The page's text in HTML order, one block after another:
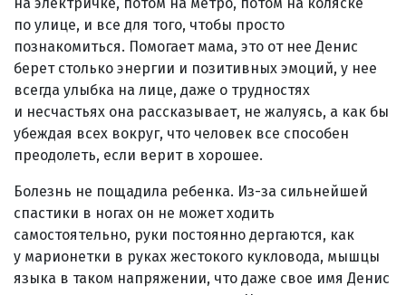
по улице, и все для того, чтобы просто
познакомиться. Помогает мама, это от нее Денис
берет столько энергии и позитивных эмоций, у нее
всегда улыбка на лице, даже о трудностях
и несчастьях она рассказывает, не жалуясь, а как бы
убеждая всех вокруг, что человек все способен
преодолеть, если верит в хорошее.
Болезнь не пощадила ребенка. Из-за сильнейшей
спастики в ногах он не может ходить
самостоятельно, руки постоянно дергаются, как
у марионетки в руках жестокого кукловода, мышцы
языка в таком напряжении, что даже свое имя Денис